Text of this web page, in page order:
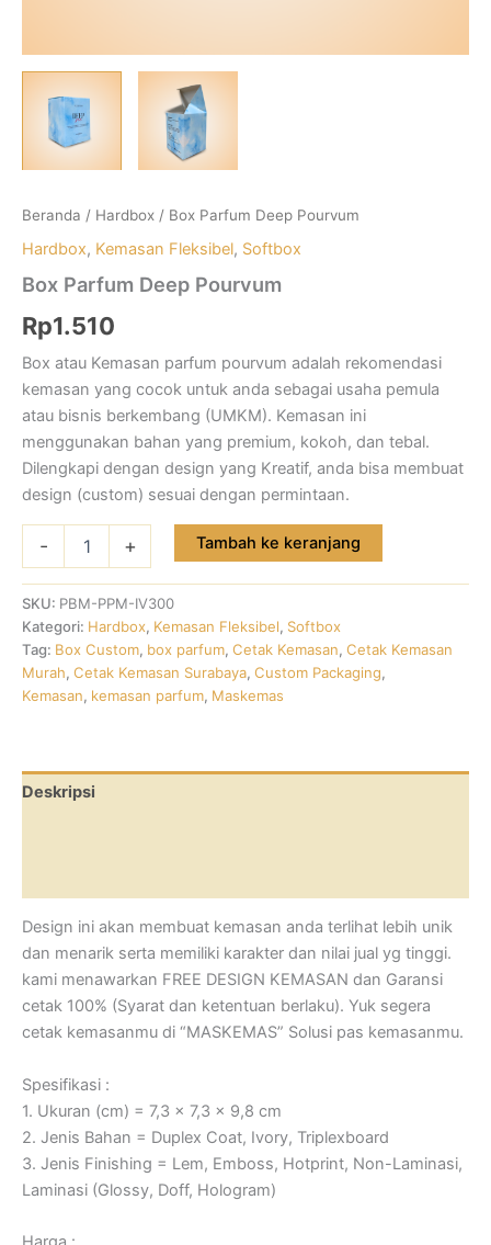
Beranda / Hardbox / Box Parfum Deep Pourvum
Hardbox, Kemasan Fleksibel, Softbox
Box Parfum Deep Pourvum
Rp1.510
Box atau Kemasan parfum pourvum adalah rekomendasi
kemasan yang cocok untuk anda sebagai usaha pemula
atau bisnis berkembang (UMKM). Kemasan ini
menggunakan bahan yang premium, kokoh, dan tebal.
Dilengkapi dengan design yang Kreatif, anda bisa membuat
design (custom) sesuai dengan permintaan.
- + Tambah ke keranjang
SKU: PBM-PPM-IV300
Kategori: Hardbox, Kemasan Fleksibel, Softbox
Tag: Box Custom, box parfum, Cetak Kemasan, Cetak Kemasan
Murah, Cetak Kemasan Surabaya, Custom Packaging,
Kemasan, kemasan parfum, Maskemas
Deskripsi
Design ini akan membuat kemasan anda terlihat lebih unik
dan menarik serta memiliki karakter dan nilai jual yg tinggi.
kami menawarkan FREE DESIGN KEMASAN dan Garansi
cetak 100% (Syarat dan ketentuan berlaku). Yuk segera
cetak kemasanmu di “MASKEMAS” Solusi pas kemasanmu.
Spesifikasi :
1. Ukuran (cm) = 7,3 x 7,3 x 9,8 cm
2. Jenis Bahan = Duplex Coat, Ivory, Triplexboard
3. Jenis Finishing = Lem, Emboss, Hotprint, Non-Laminasi,
Laminasi (Glossy, Doff, Hologram)